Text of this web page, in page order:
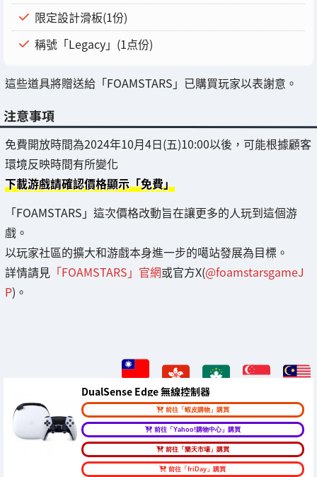
限定設計滑板(1份)
稱號「Legacy」(1点份)
這些道具將贈送給「FOAMSTARS」已購買玩家以表謝意。
注意事項
免費開放時間為2024年10月4日(五)10:00以後，可能根據顧客
環境反映時間有所變化
下載游戲請確認價格顯示「免費」
「FOAMSTARS」這次價格改動旨在讓更多的人玩到這個游
戲。
以玩家社區的擴大和游戲本身進一步的噶站發展為目標。
詳情請見 「FOAMSTARS」官網或官方X(@foamstarsgameJ
P)。
DualSense Edge 無線控制器
前往「蝦皮購物」購買
前往「Yahoo!購物中心」購買
前往「樂天市場」購買
前往「friDay」購買